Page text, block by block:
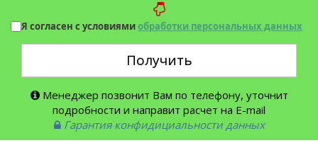
Я согласен с условиямиобработки персональных данных
Получить
Менеджер позвонит Вам по телефону, уточнит
подробности и направит расчет на E-mail
Гарантия конфидициальности данных